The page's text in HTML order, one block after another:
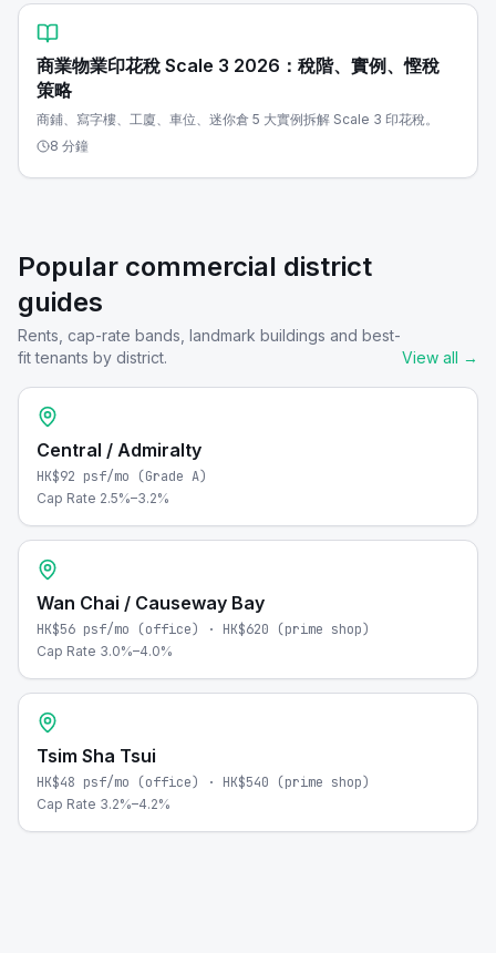
商業物業印花稅 Scale 3 2026：稅階、實例、慳稅
策略
商鋪、寫字樓、工廈、車位、迷你倉 5 大實例拆解 Scale 3 印花稅。
8 分鐘
Popular commercial district
guides
Rents, cap-rate bands, landmark buildings and best-
fit tenants by district.
View all →
Central / Admiralty
HK$92 psf/mo (Grade A)
Cap Rate 2.5%–3.2%
Wan Chai / Causeway Bay
HK$56 psf/mo (office) · HK$620 (prime shop)
Cap Rate 3.0%–4.0%
Tsim Sha Tsui
HK$48 psf/mo (office) · HK$540 (prime shop)
Cap Rate 3.2%–4.2%